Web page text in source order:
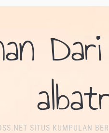
SITUS KUMPULAN